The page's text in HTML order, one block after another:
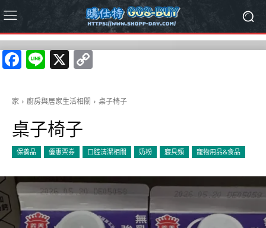
Facebook
Line
X
家 廚房與居家生活相關 桌子椅子
桌子椅子
保養品 優惠票券 口腔清潔相關 奶粉 寢具類 寵物用品&食品